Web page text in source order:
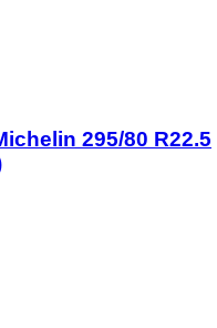
295/80 R22.5